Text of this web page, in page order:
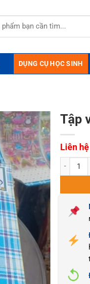
DỤNG CỤ HỌC SINH
Tập
Liên hệ
Tập vở